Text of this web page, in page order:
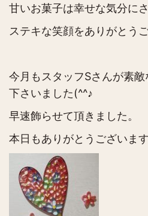
甘いお菓子は幸せな気分に
ステキな笑顔をありがとう
今月もスタッフSさんが素
下さいました(^^♪
早速飾らせて頂きました。
本日もありがとうございます